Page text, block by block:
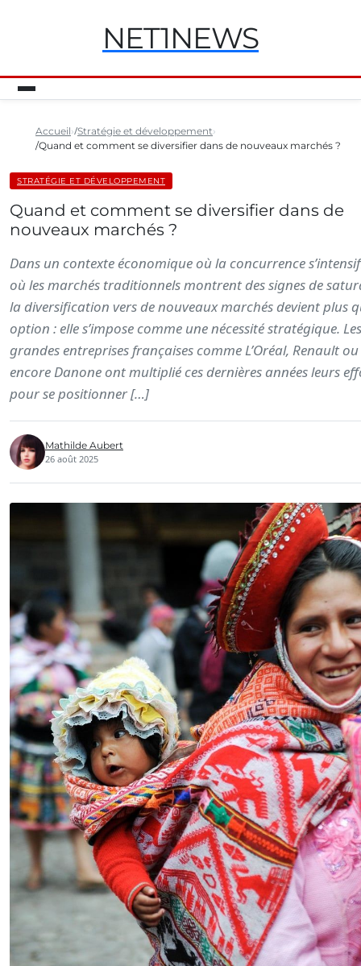
NET1NEWS
Accueil Stratégie et développement
Quand et comment se diversifier dans de nouveaux marchés ?
STRATÉGIE ET DÉVELOPPEMENT
Quand et comment se diversifier dans de
nouveaux marchés ?
Dans un contexte économique où la concurrence
où les marchés traditionnels montrent des signes de
la diversification vers de nouveaux marchés devient plus
option : elle s’impose comme une nécessité stratégique. Les
grandes entreprises françaises comme L’Oréal, Renault ou
encore Danone ont multiplié ces dernières années leurs
pour se positionner […]
Mathilde Aubert
26 août 2025